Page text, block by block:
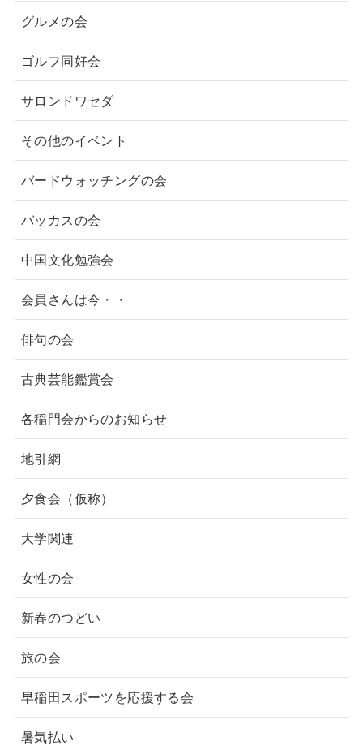
グルメの会
ゴルフ同好会
サロンドワセダ
その他のイベント
バードウォッチングの会
バッカスの会
中国文化勉強会
会員さんは今・・
俳句の会
古典芸能鑑賞会
各稲門会からのお知らせ
地引網
夕食会（仮称）
大学関連
女性の会
新春のつどい
旅の会
早稲田スポーツを応援する会
暑気払い